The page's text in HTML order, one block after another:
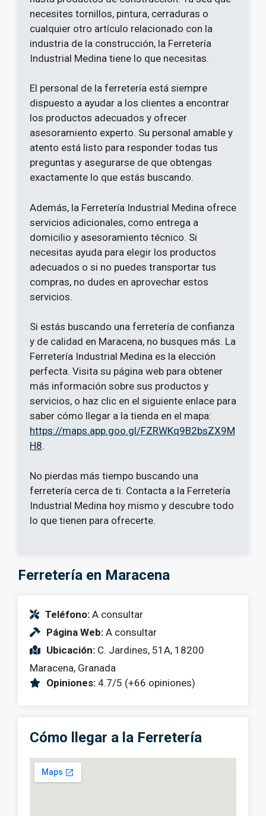
necesites tornillos, pintura, cerraduras o
cualquier otro artículo relacionado con la
industria de la construcción, la Ferretería
Industrial Medina tiene lo que necesitas.
El personal de la ferretería está siempre
dispuesto a ayudar a los clientes a encontrar
los productos adecuados y ofrecer
asesoramiento experto. Su personal amable y
atento está listo para responder todas tus
preguntas y asegurarse de que obtengas
exactamente lo que estás buscando.
Además, la Ferretería Industrial Medina ofrece
servicios adicionales, como entrega a
domicilio y asesoramiento técnico. Si
necesitas ayuda para elegir los productos
adecuados o si no puedes transportar tus
compras, no dudes en aprovechar estos
servicios.
Si estás buscando una ferretería de confianza
y de calidad en Maracena, no busques más. La
Ferretería Industrial Medina es la elección
perfecta. Visita su página web para obtener
más información sobre sus productos y
servicios, o haz clic en el siguiente enlace para
saber cómo llegar a la tienda en el mapa:
https://maps.app.goo.gl/FZRWKq9B2bsZX9M
H8.
No pierdas más tiempo buscando una
ferretería cerca de ti. Contacta a la Ferretería
Industrial Medina hoy mismo y descubre todo
lo que tienen para ofrecerte.
Ferretería en Maracena
Teléfono: A consultar
Página Web: A consultar
Ubicación: C. Jardines, 51A, 18200
Maracena, Granada
Opiniones: 4.7/5 (+66 opiniones)
Cómo llegar a la Ferretería